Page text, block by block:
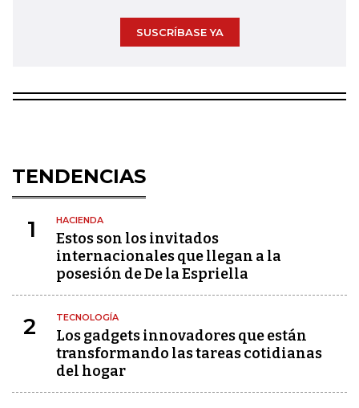
SUSCRÍBASE YA
TENDENCIAS
1 HACIENDA
Estos son los invitados
internacionales que llegan a la
posesión de De la Espriella
2 TECNOLOGÍA
Los gadgets innovadores que están
transformando las tareas cotidianas
del hogar